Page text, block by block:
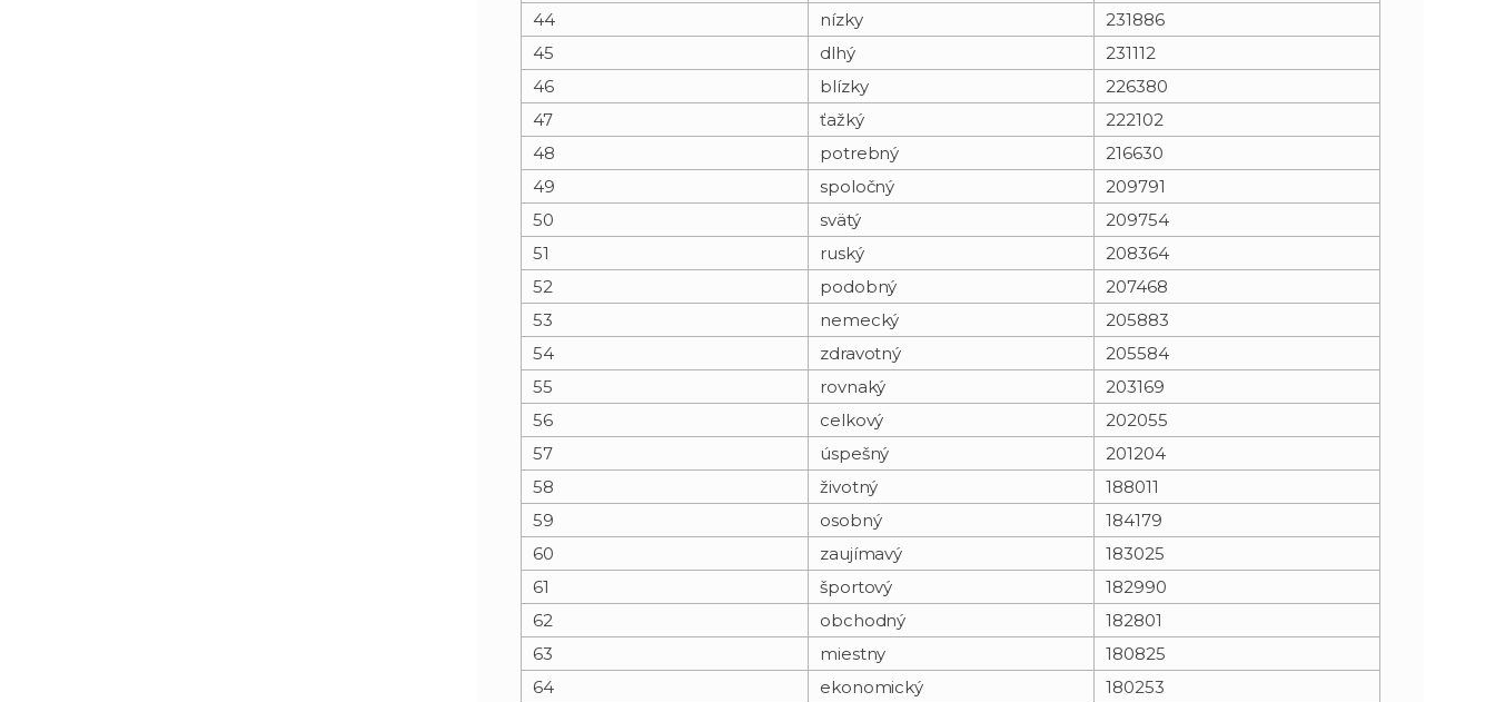
44
nízky
231886
45
dlhý
231112
46
blízky
226380
47
ťažký
222102
48
potrebný
216630
49
spoločný
209791
50
svätý
209754
51
ruský
208364
52
podobný
207468
53
nemecký
205883
54
zdravotný
205584
55
rovnaký
203169
56
celkový
202055
57
úspešný
201204
58
životný
188011
59
osobný
184179
60
zaujímavý
183025
61
športový
182990
62
obchodný
182801
63
miestny
180825
64
ekonomický
180253